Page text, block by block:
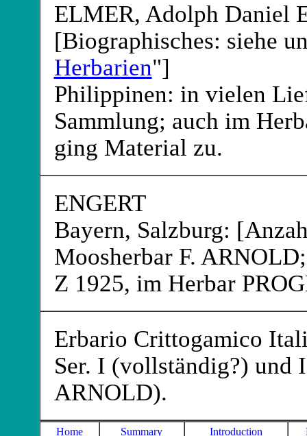
ELMER, Adolph Daniel
[Biographisches: siehe
Herbarien"]
Philippinen: in vielen
Sammlung; auch im
ging Material zu.
ENGERT
Bayern, Salzburg:
Moosherbar F. ARNOLD
Z 1925, im Herbar
Erbario Crittogamico
Ser. I (vollständig?) und
ARNOLD).
Home Summary Introduction